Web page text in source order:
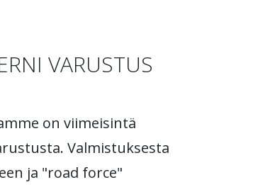
VARUSTUS
on viimeisintä
Valmistuksesta
ja "road force"